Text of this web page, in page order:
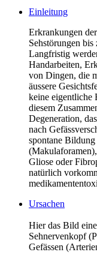
Einleitung
Erkrankungen
Sehstörungen
Langfristig
Handarbeiten,
von Dingen, die
äussere
keine eigentliche
diesem
Degeneration,
nach
spontane
Gliose oder
natürlich
Ursachen
Hier das Bild
Sehnervenkopf
Gefässen